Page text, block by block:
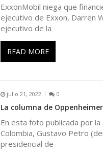
ExxonMobil niega que
ejecutivo de Exxon, Darren
ejecutivo de la
READ MORE
julio 21, 2022 0
La columna de
En esta foto publicada por
Colombia, Gustavo Petro
presidencial de